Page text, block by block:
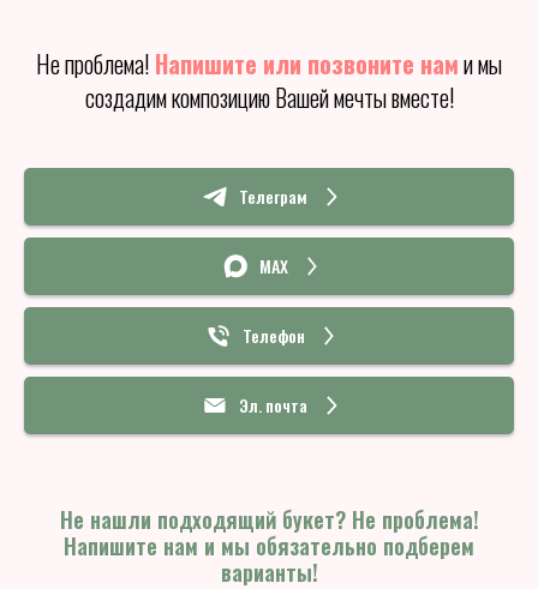
Не проблема! Напишите или позвоните нами мы
создадим композицию Вашей мечты вместе!
Телеграм
MAX
Телефон
Эл. почта
Не нашли подходящий букет? Не проблема!
Напишите нам и мы обязательно подберем
варианты!